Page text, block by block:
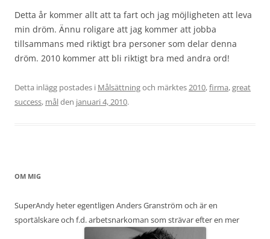
Detta år kommer allt att ta fart och jag möjligheten att leva
min dröm. Ännu roligare att jag kommer att jobba
tillsammans med riktigt bra personer som delar denna
dröm. 2010 kommer att bli riktigt bra med andra ord!
Detta inlägg postades i Målsättningoch märktes2010,firma,great
success, målden januari 4, 2010.
OM MIG
SuperAndy heter egentligen Anders Granström och är en
sportälskare och f.d. arbetsnarkoman som strävar efter en mer